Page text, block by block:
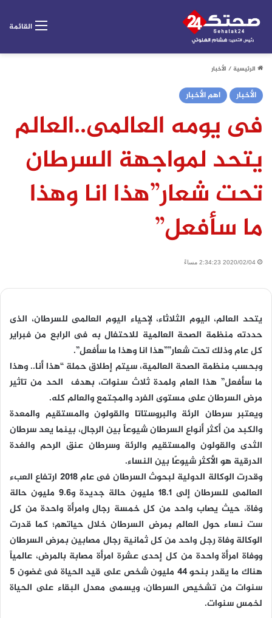
القائمة
الرئيسية/ الأخبار
الأخبار اهم الأخبار
فى يومه العالمى..العالم
يتحد لمواجهة السرطان
تحت شعار”هذا انا وهذا
ما سأفعل”
2020/02/04 2:34:23 مساءً
يتحد العالم، اليوم الثلاثاء، لإحياء اليوم العالمى للسرطان، الذى
حددته منظمة الصحة العالمية للاحتفال به فى الرابع من فبراير
كل عام وذلك تحت شعار””هذا انا وهذا ما سأفعل”.
وبحسب منظمة الصحة العالمية، سيتم إطلاق حملة “هذا أنا.. وهذا
ما سأفعل” هذا العام ولمدة ثلاث سنوات، بهدف الحد من تاثير
مرض السرطان على مستوى الفرد والمجتمع والعالم كله.
ويعتبر سرطان الرئة والبروستاتا والقولون والمستقيم والمعدة
والكبد من أكثر أنواع السرطان شيوعاً بين الرجال، بينما يعد سرطان
الثدى والقولون والمستقيم والرئة وسرطان عنق الرحم والغدة
الدرقية هو الأكثر شيوعًا بين النساء.
وقدرت الوكالة الدولية لبحوث السرطان فى عام 2018 ارتفاع العبء
العالمى للسرطان إلى 18.1 مليون حالة جديدة و9.6 مليون حالة
وفاة، حيث يصاب واحد من كل خمسة رجال وامرأة واحدة من كل
ست نساء حول العالم بمرض السرطان خلال حياتهم؛ كما قدرت
الوكالة وفاة رجل واحد من كل ثمانية رجال مصابين بمرض السرطان
ووفاة امرأة واحدة من كل إحدى عشرة امرأة مصابة بالمرض، عالمياً
هناك ما يقدر بنحو 44 مليون شخص على قيد الحياة فى غضون 5
سنوات من تشخيص السرطان، ويسمى معدل البقاء على الحياة
لخمس سنوات.